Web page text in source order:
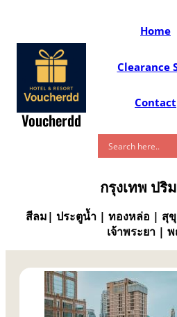
content
Voucherdd
Home
Clearance
Contact
กรุงเทพ ป
สีลม| ประตูน้ำ | ทองหล่อ | สุ
เจ้าพระยา |